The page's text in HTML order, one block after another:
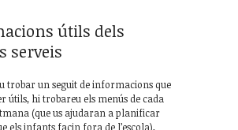
útils dels
serveis
trobar un seguit de informacions que
útils, hi trobareu els menús de cada
(que us ajudaran a planificar
els infants facin fora de l’escola),